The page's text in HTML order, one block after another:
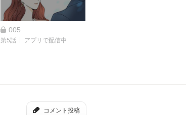
005
第5話 アプリで配信中
コメント投稿